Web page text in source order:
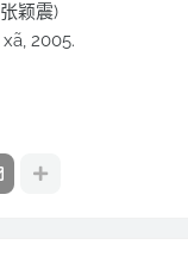
张颖震)
2005.